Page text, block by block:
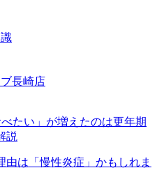
長崎店
たい」が増えたのは更年期
説